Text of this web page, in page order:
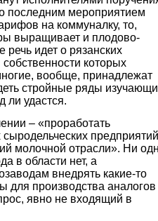
последним мероприятием
на коммуналку, то,
выращивает и плодово-
речь идет о рязанских
которых
вообще, принадлежат
стройные ряды
ли удастся.
– «проработать
молочной отрасли». Ни
в области нет, а
внедрять какие-то
для производства аналогов
явно не входящий в